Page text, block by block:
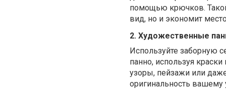
помощью крючков.
вид, но и экономит
2. Художественные
Используйте заборную
панно, используя
узоры, пейзажи или
оригинальность вашему